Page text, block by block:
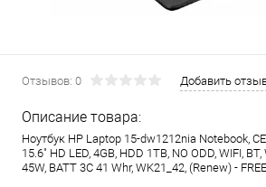
Отзывов: 0 Добавить
Описание товара:
Ноутбук HP Laptop 15-dw1212nia Notebook,
15.6" HD LED, 4GB, HDD 1TB, NO ODD, WIFI,
45W, BATT 3C 41 Whr, WK21_42, (Renew) -